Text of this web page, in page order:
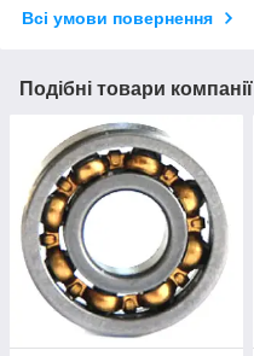
Всі умови повернення
Подібні товари компанії